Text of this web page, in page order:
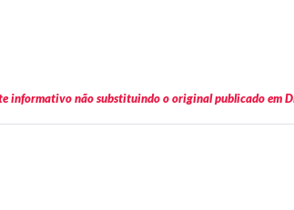
informativo não substituindo o original publicado em